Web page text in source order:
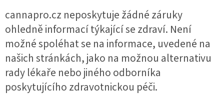
cannapro.cz neposkytuje žádné záruky
ohledně informací týkající se zdraví. Není
možné spoléhat se na informace, uvedené na
našich stránkách, jako na možnou alternativu
radylékaře nebo jiného odborníka
poskytujícího zdravotnickou péči.